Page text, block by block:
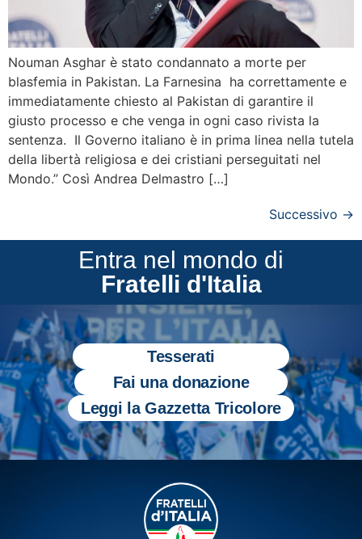
Nouman Asghar è stato condannato a morte per
blasfemia in Pakistan. La Farnesina ha correttamente e
immediatamente chiesto al Pakistan di garantire il
giusto processo e che venga in ogni caso rivista la
sentenza. Il Governo italiano è in prima linea nella tutela
della libertà religiosa e dei cristiani perseguitati nel
Mondo.” Così Andrea Delmastro […]
Successivo →
Entra nel mondo di
Fratelli d'Italia
Tesserati
Fai una donazione
Leggi la Gazzetta Tricolore